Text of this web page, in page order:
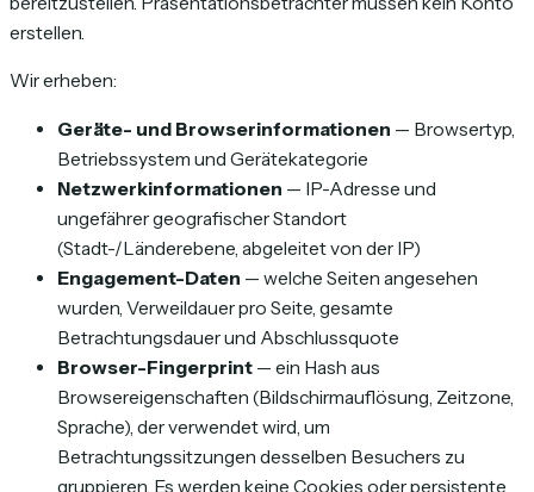
erstellen.
Wir erheben:
Geräte- und Browserinformationen — Browsertyp,
Betriebssystem und Gerätekategorie
Netzwerkinformationen — IP-Adresse und
ungefährer geografischer Standort
(Stadt-/Länderebene, abgeleitet von der IP)
Engagement-Daten — welche Seiten angesehen
wurden, Verweildauer pro Seite, gesamte
Betrachtungsdauer und Abschlussquote
Browser-Fingerprint — ein Hash aus
Browsereigenschaften (Bildschirmauflösung, Zeitzone,
Sprache), der verwendet wird, um
Betrachtungssitzungen desselben Besuchers zu
gruppieren. Es werden keine Cookies oder persistente